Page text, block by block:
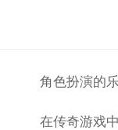
角色扮演的
在传奇游戏